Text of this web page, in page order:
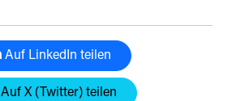
Auf LinkedIn teilen
Auf X (Twitter) teilen